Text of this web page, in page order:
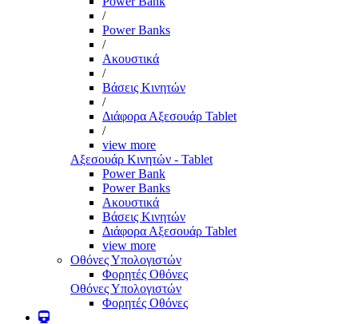
/
Power Banks
/
Ακουστικά
/
Βάσεις Κινητών
/
Διάφορα Αξεσουάρ Tablet
/
view more
Αξεσουάρ Κινητών - Tablet
Power Bank
Power Banks
Ακουστικά
Βάσεις Κινητών
Διάφορα Αξεσουάρ Tablet
view more
Οθόνες Υπολογιστών
Φορητές Οθόνες
Οθόνες Υπολογιστών
Φορητές Οθόνες